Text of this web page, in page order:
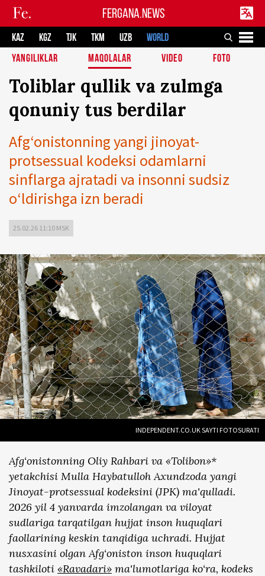
FERGANA.NEWS
KAZ KGZ TJK TKM UZB
WORLD
YANGILIKLAR
MAQOLALAR VIDEO FOTO
Toliblar qullik va zulmga
qonuniy tus berdilar
Afg‘onistonning yangi jinoyat-
protsessual kodeksi odamlarni
sinflarga ajratadi va insonni sudsiz
o‘ldirishga izn beradi
25.02.26 11:10 MSK
INDEPENDENT.CO.UK SAYTI FOTOSURATI
Afg‘onistonning Oliy Rahbari va «Tolibon»*
yetakchisi Mulla Haybatulloh Axundzoda yangi
Jinoyat-protsessual kodeksini (JPK) ma'qulladi.
2026 yil 4 yanvarda imzolangan va viloyat
sudlariga tarqatilgan hujjat inson huquqlari
faollarining keskin tanqidiga uchradi. Hujjat
nusxasini olgan Afg‘oniston inson huquqlari
tashkiloti «Ravadari» ma'lumotlariga ko‘ra, kodeks